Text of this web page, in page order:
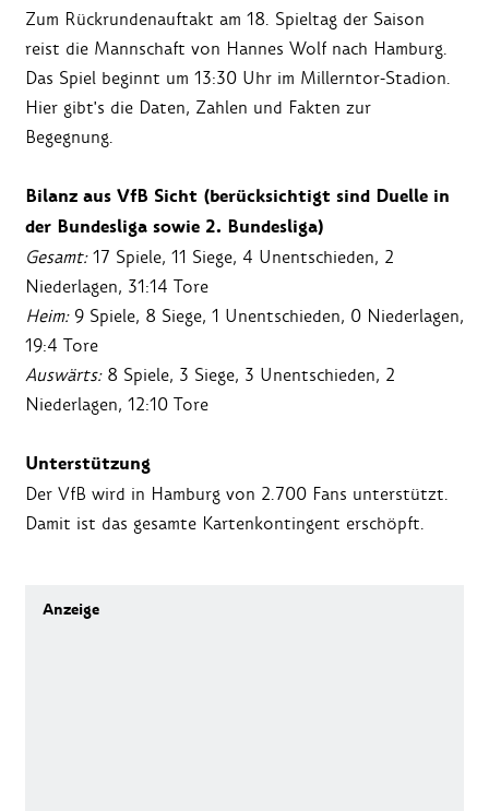
Zum Rückrundenauftakt am 18. Spieltag der Saison
reist die Mannschaft von Hannes Wolf nach Hamburg.
Das Spiel beginnt um 13:30 Uhr im Millerntor-Stadion.
Hier gibt's die Daten, Zahlen und Fakten zur
Begegnung.
Bilanz aus VfB Sicht (berücksichtigt sind Duelle in
der Bundesliga sowie 2. Bundesliga)
Gesamt:17 Spiele, 11 Siege, 4 Unentschieden, 2
Niederlagen, 31:14 Tore
Heim:9 Spiele, 8 Siege, 1 Unentschieden, 0 Niederlagen,
19:4 Tore
Auswärts:8 Spiele, 3 Siege, 3 Unentschieden, 2
Niederlagen, 12:10 Tore
Unterstützung
Der VfB wird in Hamburg von 2.700 Fans unterstützt.
Damit ist das gesamte Kartenkontingent erschöpft.